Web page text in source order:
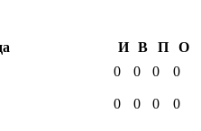
И В П
О
0 0 0 0
0 0 0 0